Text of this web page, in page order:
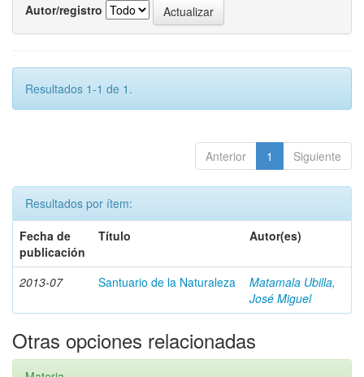
Autor/registro
Resultados 1-1 de 1.
Anterior 1 Siguiente
Resultados por ítem:
Fecha de
publicación
Título Autor(es)
2013-07 Santuario de la Naturaleza
Matamala Ubilla,
José Miguel
Otras opciones relacionadas